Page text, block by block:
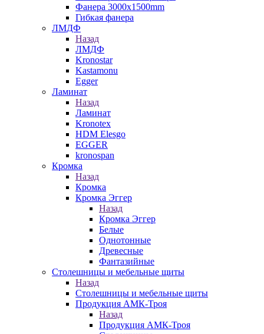
Фанера 3000х1500mm
Гибкая фанера
ЛМДФ
Назад
ЛМДФ
Kronostar
Kastamonu
Egger
Ламинат
Назад
Ламинат
Kronotex
HDM Elesgo
EGGER
kronospan
Кромка
Назад
Кромка
Кромка Эггер
Назад
Кромка Эггер
Белые
Однотонные
Древесные
Фантазийные
Столешницы и мебельные щиты
Назад
Столешницы и мебельные щиты
Продукция АМК-Троя
Назад
Продукция АМК-Троя